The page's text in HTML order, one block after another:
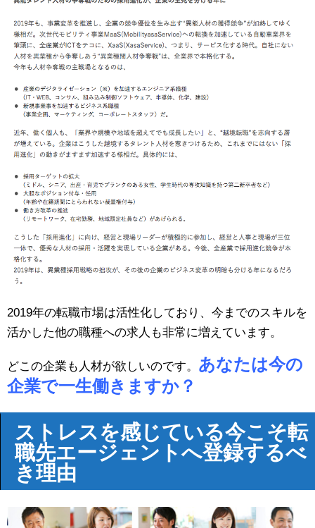
2019年の転職市場は活性化しており、今までのスキルを
活かした他の職種への求人も非常に増えています。
どこの企業も人材が欲しいのです。 あなたは今の
企業で一生働きますか？
ストレスを感じている今こそ転
職先エージェントへ登録するべ
き理由